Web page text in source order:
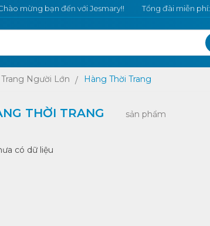
mừng bạn đến với Jesmary!! Tổng đài miễn phí:
Người Lớn Hàng Thời Trang
THỜI TRANG sản phẩm
có dữ liệu